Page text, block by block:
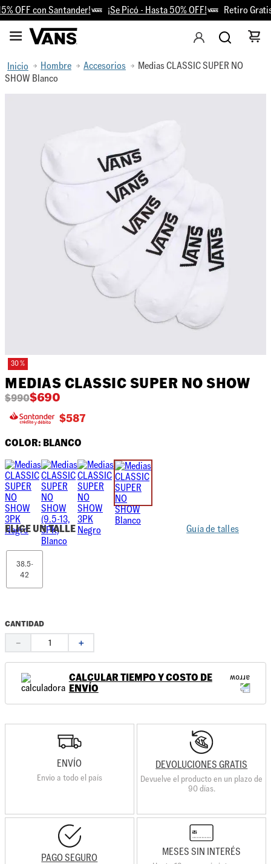
OFF con Santander! ¡Se Picó - Hasta 50% OFF! Retiro Gratis
Hombre Accesorios
Medias CLASSIC SUPER NO
SHOW Blanco
30 %
MEDIAS CLASSIC SUPER NO SHOW
$690
$990
$587
COLOR: BLANCO
ELIGE UN TALLE Guía de talles
38.5-
42
CANTIDAD
＋
－
CALCULAR TIEMPO Y COSTO DE
ENVÍO
ENVÍO
Envio a todo el país
DEVOLUCIONES GRATIS
Devuelve el producto en un plazo de
90 días.
PAGO SEGURO MESES SIN INTERÉS